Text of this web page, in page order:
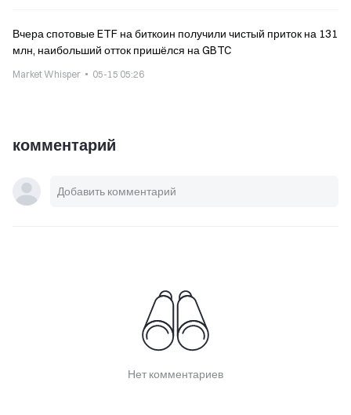
Вчера спотовые ETF на биткоин получили чистый приток на 131
млн, наибольший отток пришёлся на GBTC
Market Whisper 05-15 05:26
комментарий
Нет комментариев